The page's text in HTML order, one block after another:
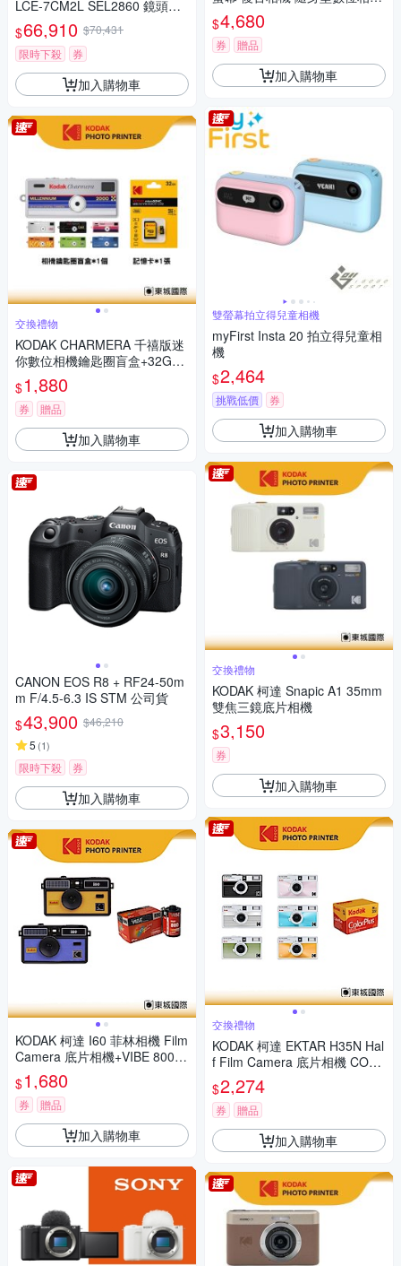
LCE-7CM2L SEL2860 鏡頭組
(公司貨 保固18+6個月)
$66,910 $70,431
限時下殺
券
加入購物車
交換禮物
KODAK CHARMERA 千禧版迷
你數位相機鑰匙圈盲盒+32G記
憶卡組
$1,880
券 贈品
加入購物車
CANON EOS R8 + RF24-50m
m F/4.5-6.3 IS STM 公司貨
$43,900 $46,210
5 (1)
限時下殺 券
加入購物車
KODAK 柯達 I60 菲林相機 Film
Camera 底片相機+VIBE 800底
片組
$1,680
券 贈品
加入購物車
+ 64G記憶卡組
$4,680
券 贈品
加入購物車
雙螢幕拍立得兒童相機
myFirst Insta 20 拍立得兒童相
機
$2,464
挑戰低價 券
加入購物車
交換禮物
KODAK 柯達 Snapic A1 35mm
雙焦三鏡底片相機
$3,150
券
加入購物車
交換禮物
KODAK 柯達 EKTAR H35N Hal
f Film Camera 底片相機 COLO
RPLUS 200底片組
$2,274
券 贈品
加入購物車